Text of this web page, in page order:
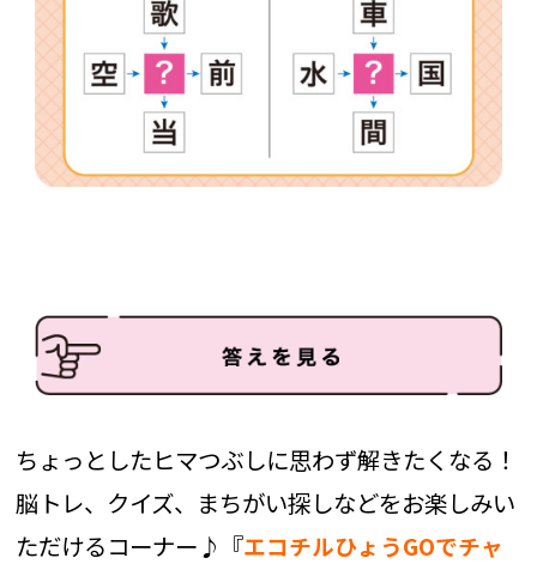
ちょっとしたヒマつぶしに思わず解きたくなる！
脳トレ、クイズ、まちがい探しなどをお楽しみい
ただけるコーナー♪『エコチルひょうGOでチャ